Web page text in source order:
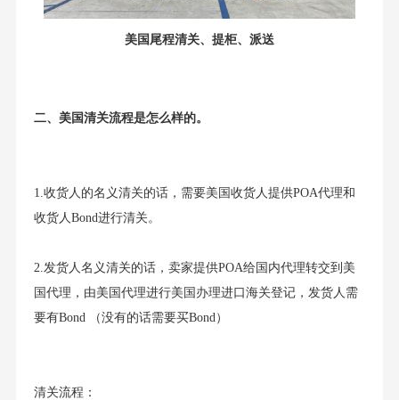
美国尾程清关、提柜、派送
二、美国清关流程是怎么样的。
1.收货人的名义清关的话，需要美国收货人提供POA代理和
收货人Bond进行清关。
2.发货人名义清关的话，卖家提供POA给国内代理转交到美
国代理，由美国代理进行美国办理进口海关登记，发货人需
要有Bond （没有的话需要买Bond）
清关流程：